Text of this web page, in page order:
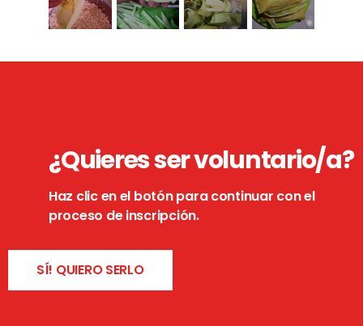
¿Quieres ser voluntario/a?
Haz clic en el botón para continuar con el
proceso de inscripción.
SÍ! QUIERO SERLO